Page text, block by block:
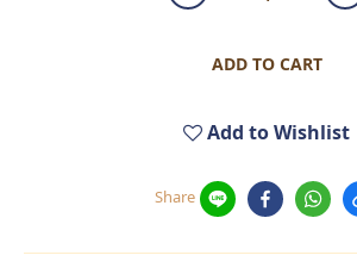
ADD TO CART
Add to Wishlist
Share